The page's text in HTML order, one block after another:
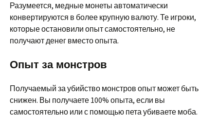
Разумеется, медные монеты автоматически
конвертируются в более крупную валюту. Те игроки,
которые остановили опыт самостоятельно, не
получают денег вместо опыта.
Опыт за монстров
Получаемый за убийство монстров опыт может быть
снижен. Вы получаете 100% опыта, если вы
самостоятельно или с помощью пета убиваете моба.